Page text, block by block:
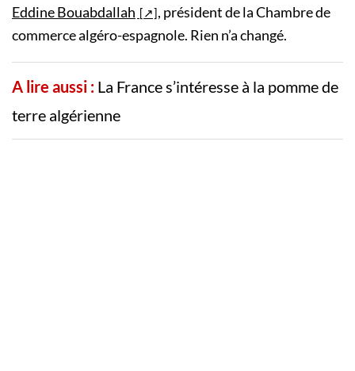
Eddine Bouabdallah
, président de la Chambre de
commerce algéro-espagnole. Rien n’a changé.
A lire aussi : La France s’intéresse à la pomme de
terre algérienne